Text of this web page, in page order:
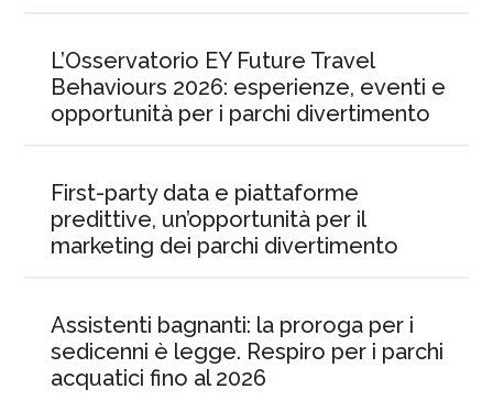
L’Osservatorio EY Future Travel
Behaviours 2026: esperienze, eventi e
opportunità per i parchi divertimento
First-party data e piattaforme
predittive, un’opportunità per il
marketing dei parchi divertimento
Assistenti bagnanti: la proroga per i
sedicenni è legge. Respiro per i parchi
acquatici fino al 2026